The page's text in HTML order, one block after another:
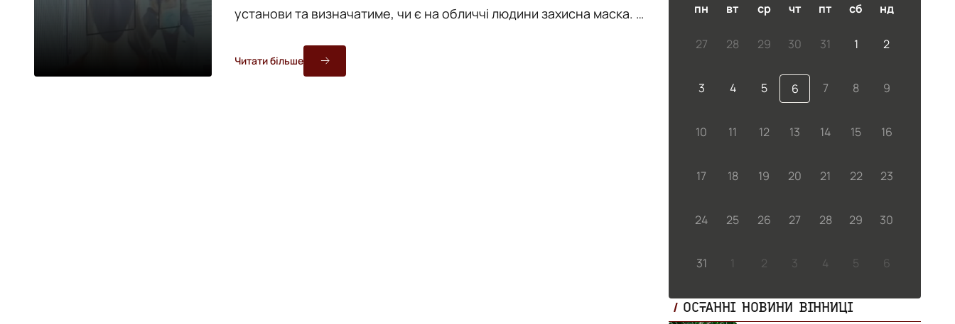
установи та визначатиме, чи є на обличчі людини захисна маска.
секунду може здійснити температурний скринінг людини і
нагадає про важливість користування засобами індивідуального
Читати більше
пн вт ср чт пт сб нд
27 28 29 30 31 1 2
3 4 5 6 7 8 9
10 11 12 13 14 15 16
17 18 19 20 21 22 23
24 25 26 27 28 29 30
31 1 2 3 4 5 6
ОСТАННІ НОВИНИ ВІННИЦІ